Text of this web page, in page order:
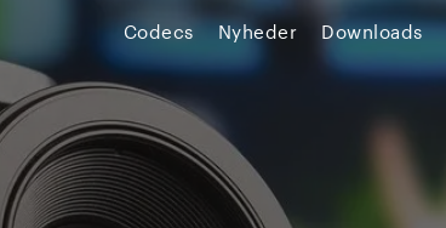
Codecs Nyheder Downloads